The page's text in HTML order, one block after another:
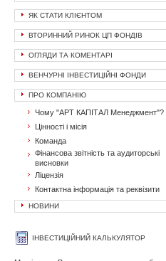
ЯК СТАТИ КЛІЄНТОМ
ВТОРИННИЙ РИНОК ЦП ФОНДІВ
ОГЛЯДИ ТА КОМЕНТАРІ
ВЕНЧУРНІ ІНВЕСТИЦІЙНІ ФОНДИ
ПРО КОМПАНІЮ
Чому "АРТ КАПІТАЛ Менеджмент"?
Цінності і місія
Команда
Фінансова звітність та аудиторські
висновки
Ліцензія
Контактна інформація та реквізити
НОВИНИ
ІНВЕСТИЦІЙНИЙ КАЛЬКУЛЯТОР